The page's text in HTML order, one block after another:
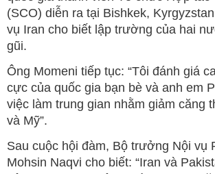
(SCO) diễn ra tại Bishkek,
vụ Iran cho biết lập trường của hai
gũi.
Ông Momeni tiếp tục: “Tôi đánh giá
cực của quốc gia bạn bè và anh em
việc làm trung gian nhằm giảm căng
và Mỹ”.
Sau cuộc hội đàm, Bộ trưởng Nội vụ
Mohsin Naqvi cho biết: “Iran và